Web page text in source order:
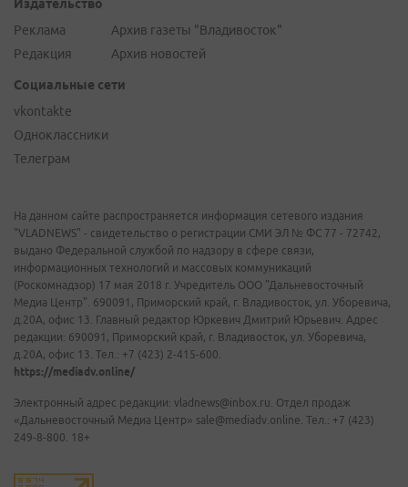
Издательство
Реклама
Редакция
Архив газеты "Владивосток"
Архив новостей
Социальные сети
vkontakte
Одноклассники
Телеграм
На данном сайте распространяется информация сетевого издания
"VLADNEWS" - свидетельство о регистрации СМИ ЭЛ № ФС 77 - 72742,
выдано Федеральной службой по надзору в сфере связи,
информационных технологий и массовых коммуникаций
(Роскомнадзор) 17 мая 2018 г. Учредитель ООО "Дальневосточный
Медиа Центр". 690091, Приморский край, г. Владивосток, ул. Уборевича,
д.20А, офис 13. Главный редактор Юркевич Дмитрий Юрьевич. Адрес
редакции: 690091, Приморский край, г. Владивосток, ул. Уборевича,
д.20А, офис 13. Тел.: +7 (423) 2-415-600.
https://mediadv.online/
Электронный адрес редакции: vladnews@inbox.ru. Отдел продаж
«Дальневосточный Медиа Центр» sale@mediadv.online. Тел.: +7 (423)
249-8-800. 18+